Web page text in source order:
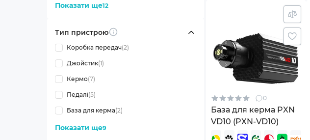
Показати ще12
Тип пристрою Info
Коробка передач(2)
Джойстик(1)
Кермо(7)
Педалі(5)
База для керма(2)
Показати ще9
0
База для керма PXN
VD10 (PXN-VD10)